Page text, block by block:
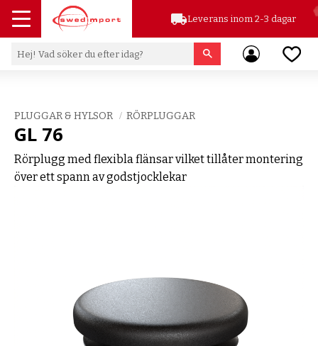
Meny
local_shippingLeverans inom 2-3 dagar
PLUGGAR & HYLSOR RÖRPLUGGAR
GL 76
Rörplugg med flexibla flänsar vilket tillåter montering
över ett spann av godstjocklekar